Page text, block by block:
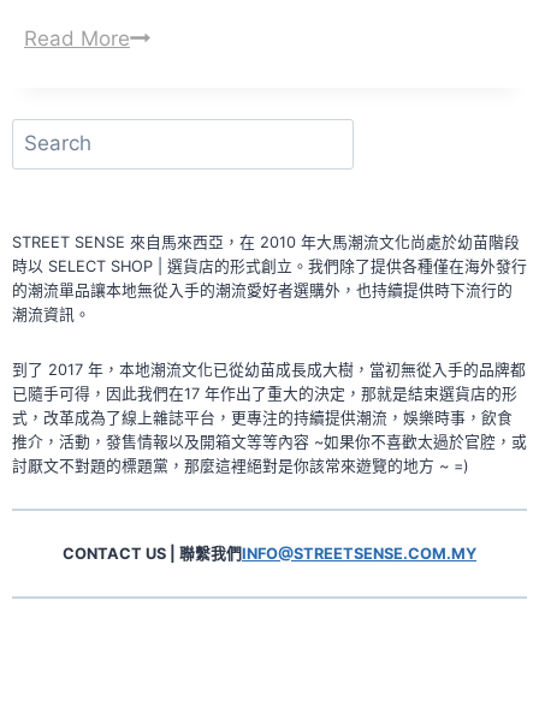
聯
登
Read MoreBAPE®
GUNDAM
名
系
列！
搜
尋
STREET SENSE 來自馬來西亞，在 2010 年大馬潮流文化尚處於幼苗階段
時以 SELECT SHOP | 選貨店的形式創立。我們除了提供各種僅在海外發行
的潮流單品讓本地無從入手的潮流愛好者選購外，也持續提供時下流行的
潮流資訊。
到了 2017 年，本地潮流文化已從幼苗成長成大樹，當初無從入手的品牌都
已隨手可得，因此我們在17 年作出了重大的決定，那就是結束選貨店的形
式，改革成為了線上雜誌平台，更專注的持續提供潮流，娛樂時事，飲食
推介，活動，發售情報以及開箱文等等內容 ~如果你不喜歡太過於官腔，或
討厭文不對題的標題黨，那麼這裡絕對是你該常來遊覽的地方 ~ =)
CONTACT US | 聯繫我們INFO@STREETSENSE.COM.MY